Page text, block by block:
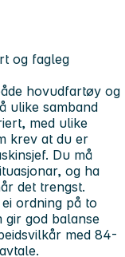
og fagleg
hovudfartøy og
ulike samband
med ulike
krev at du er
Du må
og ha
det trengst.
ordning på to
god balanse
med 84-